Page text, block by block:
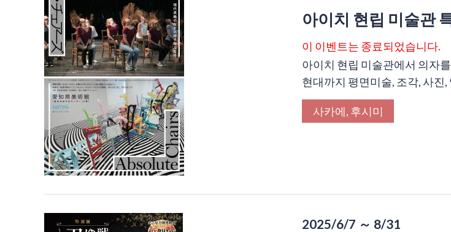
아이치 현립 미술관
이 이벤트는 종료되었습니다.
아이치 현립 미술관에서 의자
현대까지 평면미술, 조각, 사진
사카에, 후시미
2025/6/7 ～ 8/31